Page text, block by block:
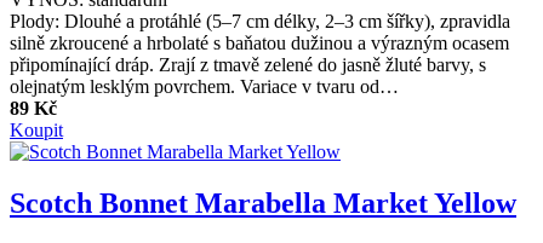
Plody: Dlouhé a protáhlé (5–7 cm délky, 2–3 cm šířky), zpravidla
silně zkroucené a hrbolaté s baňatou dužinou a výrazným ocasem
připomínající dráp. Zrají z tmavě zelené do jasně žluté barvy, s
olejnatým lesklým povrchem. Variace v tvaru od…
89 Kč
Koupit
Scotch Bonnet Marabella Market Yellow